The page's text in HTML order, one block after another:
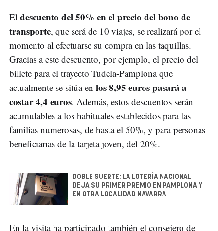
El descuento del 50% en el precio del bono de
transporte, que será de 10 viajes, se realizará por el
momento al efectuarse su compra en las taquillas.
Gracias a este descuento, por ejemplo, el precio del
billete para el trayecto Tudela-Pamplona que
actualmente se sitúa en los 8,95 euros pasará a
costar 4,4 euros. Además, estos descuentos serán
acumulables a los habituales establecidos para las
familias numerosas, de hasta el 50%, y para personas
beneficiarias de la tarjeta joven, del 20%.
DOBLE SUERTE: LA LOTERÍA NACIONAL
DEJA SU PRIMER PREMIO EN PAMPLONA Y
EN OTRA LOCALIDAD NAVARRA
En la visita ha participado también el consejero de